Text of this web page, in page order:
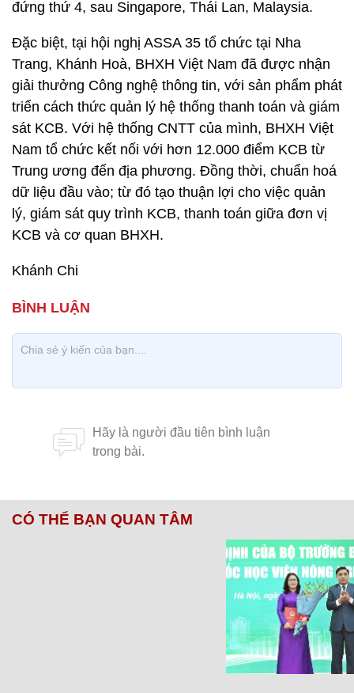
đứng thứ 4, sau Singapore, Thái Lan, Malaysia.
Đặc biệt, tại hội nghị ASSA 35 tổ chức tại Nha
Trang, Khánh Hoà, BHXH Việt Nam đã được nhận
giải thưởng Công nghệ thông tin, với sản phẩm phát
triển cách thức quản lý hệ thống thanh toán và giám
sát KCB. Với hệ thống CNTT của mình, BHXH Việt
Nam tổ chức kết nối với hơn 12.000 điểm KCB từ
Trung ương đến địa phương. Đồng thời, chuẩn hoá
dữ liệu đầu vào; từ đó tạo thuận lợi cho việc quản
lý, giám sát quy trình KCB, thanh toán giữa đơn vị
KCB và cơ quan BHXH.
Khánh Chi
CÓ THỂ BẠN QUAN TÂM